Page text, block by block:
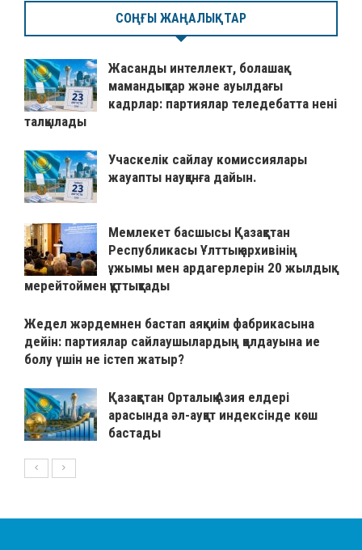
СОҢҒЫ ЖАҢАЛЫҚТАР
Жасанды интеллект, болашақ
мамандықтар және ауылдағы
кадрлар: партиялар теледебатта нені
талқылады
Учаскелік сайлау комиссиялары
жауапты науқанға дайын.
Мемлекет басшысы Қазақстан
Республикасы Ұлттық архивінің
ұжымы мен ардагерлерін 20 жылдық
мерейтоймен құттықтады
Жедел жәрдемнен бастап аяқкиім фабрикасына
дейін: партиялар сайлаушылардың қолдауына ие
болу үшін не істеп жатыр?
Қазақстан Орталық Азия елдері
арасында әл-ауқат индексінде көш
бастады